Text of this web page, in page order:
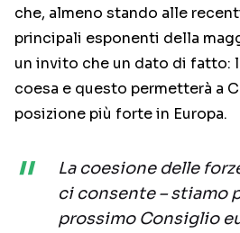
che, almeno stando alle
principali esponenti della
un invito che un dato di fatto:
coesa e questo permetterà a
posizione più forte in Europa.
La coesione delle
ci consente – stiamo
prossimo Consiglio